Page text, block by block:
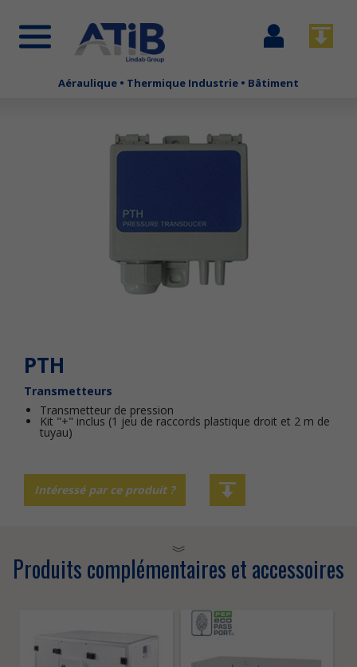
Aéraulique • Thermique Industrie • Bâtiment
PTH
Transmetteurs
Transmetteur de pression
Kit "+" inclus (1 jeu de raccords plastique droit et 2 m de
tuyau)
Intéressé par ce produit ?
Produits complémentaires et accessoires